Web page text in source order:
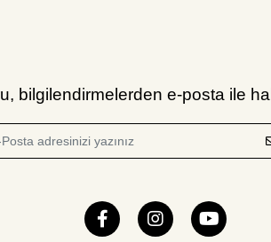
bilgilendirmelerden e-posta ile